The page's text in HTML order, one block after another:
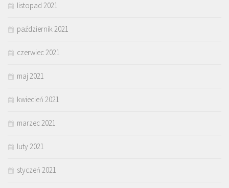
listopad 2021
październik 2021
czerwiec 2021
maj 2021
kwiecień 2021
marzec 2021
luty 2021
styczeń 2021